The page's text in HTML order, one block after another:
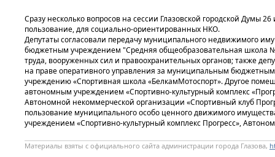
Сразу несколько вопросов на сессии Глазовской городской Думы
пользование, для социально-ориентированных НКО.
Депутаты согласовали передачу муниципального недвижимого
бюджетным учреждением "Средняя общеобразовательная школа
труда, вооруженных сил и правоохранительных органов; также
на праве оперативного управления за муниципальным
учреждению «Спортивная школа «БелкамМотоспорт». Другое
автономным учреждением «Спортивно-культурный комплекс
Автономной некоммерческой организации «Спортивный клуб
пользование муниципального особо ценного движимого
учреждением «Спортивно-культурный комплекс Прогресс»,
Материалы взяты с официального сайта администрации города Глазова,